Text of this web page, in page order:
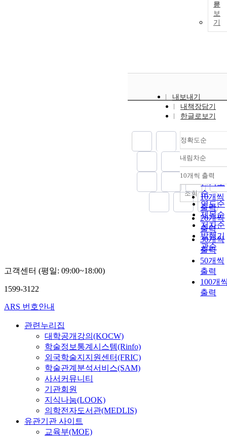
문
보
기
내보내기
내책장담기
한글로보기
정확도순
정확도
순
인기도
순
연도순
제목순
저자순
발행기
관순
내림차순
내림차
10개씩 출력
10개씩
출력
20개씩
출력
30개씩
출력
50개씩
출력
100개
출력
조회
고객센터 (평일: 09:00~18:00)
1599-3122
ARS 번호안내
관련누리집
대학공개강의(KOCW)
학술정보통계시스템(Rinfo)
외국학술지지원센터(FRIC)
학술관계분석서비스(SAM)
사서커뮤니티
기관회원
지식나눔(LOOK)
의학전자도서관(MEDLIS)
유관기관 사이트
교육부(MOE)